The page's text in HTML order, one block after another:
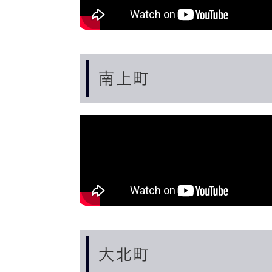
南上町
大北町